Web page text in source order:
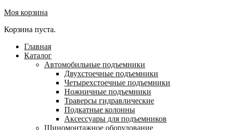
Моя корзина
Корзина пуста.
Главная
Каталог
Автомобильные подъемники
Двухстоечные подъемники
Четырехстоечные подъемники
Ножничные подъемники
Траверсы гидравлические
Подкатные колонны
Аксессуары для подъемников
Шиномонтажное оборудование